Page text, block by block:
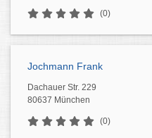
(0)
Jochmann Frank
Dachauer Str. 229
80637 München
(0)